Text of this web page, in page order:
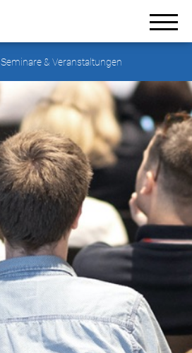
Seminare & Veranstaltungen